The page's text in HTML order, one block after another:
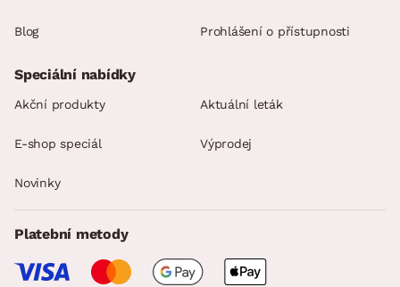
Blog Prohlášení o přístupnosti
Speciální nabídky
Akční produkty Aktuální leták
E-shop speciál Výprodej
Novinky
Platební metody